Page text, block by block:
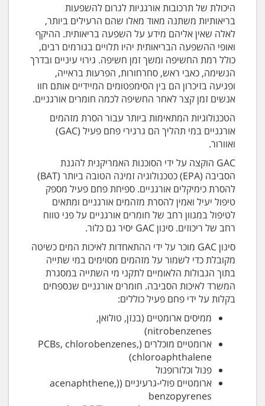
היכולת של תרכובות אורגניות לגרום להשפעות
בריאותיות משתנה מאוד מאלו שהם הרעילים ביותר,
לאלה שאין אליהם מידע על השפעה בריאותית. ההיקף
ואופי ההשפעה הבריאותית יהיו תלויים בגורמים רבים,
כולל רמת החשיפה ומשך זמן חשיפה. גירוי עיניים ובדרך
הנשימה, כאבי ראש, סחרחורות, הפרעות בראייה,
ופגיעה בזיכרון הם בין הסימפטומים המיידיים אותם חוו
אנשים זמן קצר לאחר החשיפה לכמה חומרים אורגניים.
הטכנולוגיות המתאימות ביותר עבור הסרת מזהמים
אורגניים במי תהליך הם גרגירי פחם פעיל (GAC)
ואוורור.
GAC הוקצה על ידי הסוכנות האמריקנית להגנת
הסביבה (EPA) כטכנולוגיה זמינה הטובה ביותר (BAT)
להסרת כימיקלים אורגניים. ספיחת פחם פעיל מספק
טיפול יעיל ואמין להסרת מזהמים אורגניים ומתאים
לטיפול במגוון רחב של חומרים אורגניים על פני טווח
רחב של ריכוזים. סינון GAC יסיר גם כלור.
סינון GAC מוכר על ידי ההתאחדות לאיכות המים כשיטה
מקובלת כדי לשמור על מזהמים מסוימים במי שתייה
בתוך הגבולות הלאומיים לתקני מי השתייה במסגרת
המשרד לאיכות הסביבה. חומרים אורגניים שנספחים
בקלות על ידי פחם פעיל כוללים:
ממיסים ארומטיים (בנזן, טולואן,
nitrobenzenes)
ארומטיים מוכלרים (PCBs, chlorobenzenes,
chloroaphthalene)
פנול וכלורופנול
ארומטיים פולי-גרעיניים ((acenaphthene,
benzopyrenes